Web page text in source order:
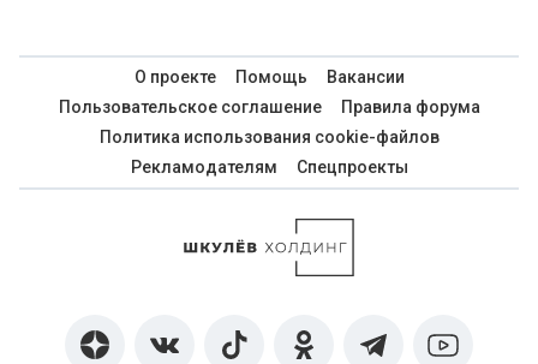
О проекте Помощь
Вакансии
Пользовательское соглашение
Правила форума
Политика использования cookie-файлов
Рекламодателям
Спецпроекты